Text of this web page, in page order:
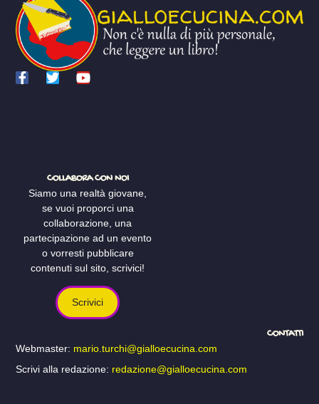
COLLABORA CON NOI
Siamo una realtà giovane,
se vuoi proporci una
collaborazione, una
partecipazione ad un evento
o vorresti pubblicare
contenuti sul sito, scrivici!
Scrivici
CONTATTI
Webmaster: mario.turchi@gialloecucina.com
Scrivi alla redazione: redazione@gialloecucina.com